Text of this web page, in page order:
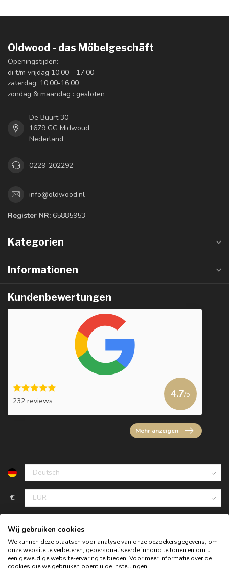
Oldwood - das Möbelgeschäft
Openingstijden:
di t/m vrijdag 10:00 - 17:00
zaterdag: 10:00-16:00
zondag & maandag : gesloten
De Buurt 30
1679 GG Midwoud
Nederland
0229-202292
info@oldwood.nl
Register NR: 65885953
Kategorien
Informationen
Kundenbewertungen
232 reviews
4.7/5
Mehr anzeigen
€
Wij gebruiken cookies
We kunnen deze plaatsen voor analyse van onze bezoekersgegevens, om
onze website te verbeteren, gepersonaliseerde inhoud te tonen en om u
een geweldige website-ervaring te bieden. Voor meer informatie over de
cookies die we gebruiken opent u de instellingen.